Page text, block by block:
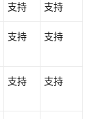
支持 支持
支持 支持
支持 支持